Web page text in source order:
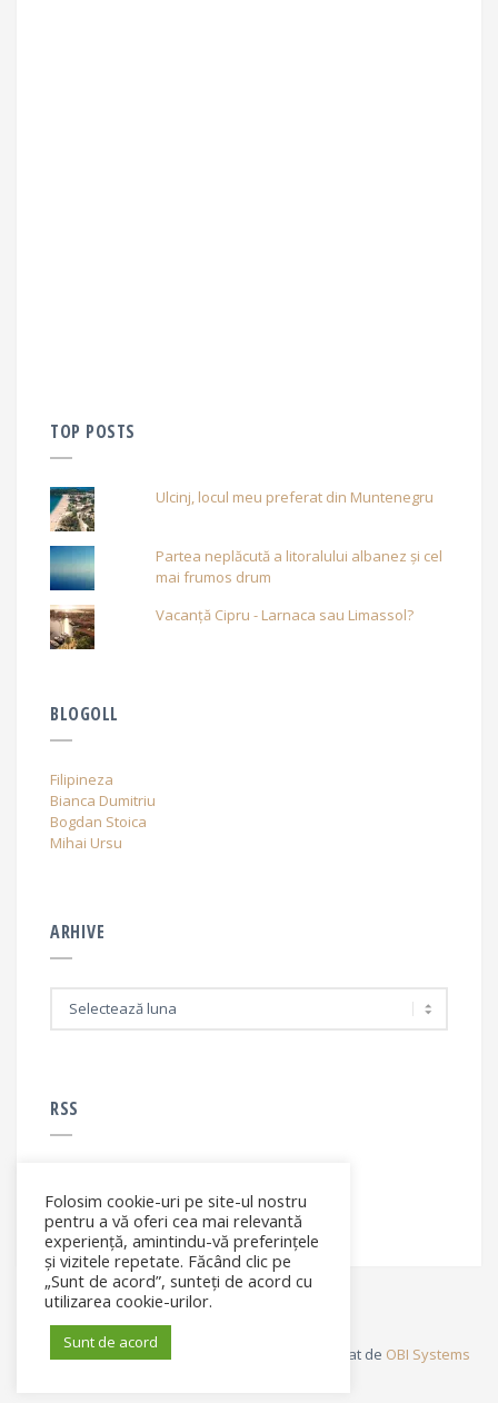
TOP POSTS
Ulcinj, locul meu preferat din Muntenegru
Partea neplăcută a litoralului albanez și cel
mai frumos drum
Vacanță Cipru - Larnaca sau Limassol?
BLOGOLL
Filipineza
Bianca Dumitriu
Bogdan Stoica
Mihai Ursu
ARHIVE
RSS
RSS - articole
© Elena Filip. All rights reserved ® - Site dezvoltat de OBI Systems
Folosim cookie-uri pe site-ul nostru
pentru a vă oferi cea mai relevantă
experiență, amintindu-vă preferințele
și vizitele repetate. Făcând clic pe
„Sunt de acord”, sunteți de acord cu
utilizarea cookie-urilor.
Sunt de acord